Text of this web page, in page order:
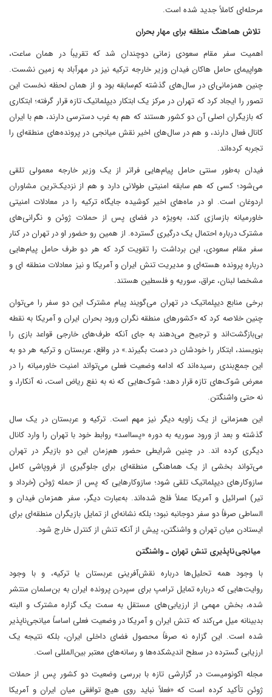
مرحله‌ای کاملاً جدید شده است.
تلاش هماهنگ منطقه برای مهار بحران
اهمیت سفر مقام سعودی زمانی دوچندان شد که تقریباً در همان ساعت،
هواپیمای حامل هاکان فیدان وزیر خارجه ترکیه نیز در مهرآباد به زمین نشست.
چنین همزمانی‌ای در سال‌های گذشته کم‌سابقه بود و از همان لحظه نخست این
تصور را ایجاد کرد که تهران در مرکز یک ابتکار دیپلماتیک تازه قرار گرفته؛ ابتکاری
که بازیگران اصلی آن دو کشور هستند که هم به غرب دسترسی دارند، هم با ایران
کانال فعال دارند، و هم در سال‌های اخیر نقش میانجی در پرونده‌های منطقه‌ای را
تجربه کرده‌اند.
فیدان به‌طور سنتی حامل پیام‌هایی فراتر از یک وزیر خارجه معمولی تلقی
می‌شود؛ کسی که هم سابقه امنیتی طولانی دارد و هم از نزدیک‌ترین مشاوران
اردوغان است. او در ماه‌های اخیر کوشیده جایگاه ترکیه را در معادلات امنیتی
خاورمیانه بازسازی کند، به‌ویژه در فضای پس از حملات ژوئن و نگرانی‌های
مشترک درباره احتمال یک درگیری گسترده. از همین رو حضور او در تهران در کنار
سفر مقام سعودی، این برداشت را تقویت کرد که هر دو طرف حامل پیام‌هایی
درباره پرونده هسته‌ای و مدیریت تنش ایران و آمریکا و نیز معادلات منطقه ای و
مشخصا لبنان، عراق، سوریه و فلسطین هستند.
برخی منابع دیپلماتیک در تهران می‌گویند پیام مشترک این دو سفر را می‌توان
چنین خلاصه کرد که «کشورهای منطقه نگران ورود بحران ایران و آمریکا به نقطه
بی‌بازگشت‌اند و ترجیح می‌دهند به جای آنکه طرف‌های خارجی قواعد بازی را
بنویسند، ابتکار را خودشان در دست بگیرند.» در واقع، عربستان و ترکیه هر دو به
این جمع‌بندی رسیده‌اند که ادامه وضعیت فعلی می‌تواند امنیت خاورمیانه را در
معرض شوک‌های تازه قرار دهد؛ شوک‌هایی که نه به نفع ریاض است، نه آنکارا، و
نه حتی واشنگتن.
این همزمانی از یک زاویه دیگر نیز مهم است. ترکیه و عربستان در یک سال
گذشته و بعد از ورود سوریه به دوره «پسااسد» روابط خود با تهران را وارد کانال
دیگری کرده اند. در چنین شرایطی حضور هم‌زمان این دو بازیگر در تهران
می‌تواند بخشی از یک هماهنگی منطقه‌ای برای جلوگیری از فروپاشی کامل
سازوکارهای دیپلماتیک تلقی شود؛ سازوکارهایی که پس از حمله ژوئن (خرداد و
تیر) اسرائیل و آمریکا عملاً فلج شده‌اند. به‌عبارت دیگر، سفر همزمان فیدان و
الساطی صرفاً دو سفر دوجانبه نبود؛ بلکه نشانه‌ای از تمایل بازیگران منطقه‌ای برای
ایستادن میان تهران و واشنگتن، پیش از آنکه تنش از کنترل خارج شود.
میانجی‌ناپذیری تنش تهران ـ واشنگتن
با وجود همه تحلیل‌ها درباره نقش‌آفرینی عربستان یا ترکیه، و با وجود
روایت‌هایی که درباره تمایل ترامپ برای سپردن پرونده ایران به بن‌سلمان منتشر
شده، بخش مهمی از ارزیابی‌های مستقل به سمت یک گزاره مشترک و البته
بدبینانه میل می‌کند که تنش ایران و آمریکا در وضعیت فعلی اساساً میانجی‌ناپذیر
شده است. این گزاره نه صرفاً محصول فضای داخلی ایران، بلکه نتیجه یک
ارزیابی گسترده در سطح اندیشکده‌ها و رسانه‌های معتبر بین‌المللی است.
مجله اکونومیست در گزارشی تازه با بررسی وضعیت دو کشور پس از حملات
ژوئن تأکید کرده است که «فعلاً نباید روی هیچ توافقی میان ایران و آمریکا